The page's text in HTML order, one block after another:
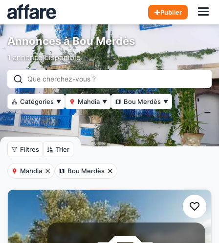
Publier
Annonces à Bou Merdès
1 annonce disponible
Catégories ▼ Mahdia ▼ Bou Merdès ▼
Filtres Trier
Mahdia Bou Merdès